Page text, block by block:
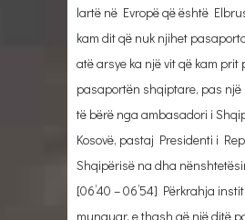
lartë në Evropë që është
kam dit që nuk njihet
atë arsye ka një vit që kam prit
pasaportën shqiptare, pas një
të bërë nga ambasadori i
Kosovë, pastaj Presidenti i
Shqipërisë na dha
[06’40 – 06’54] Përkrahja
munguar, e thash që një ditë